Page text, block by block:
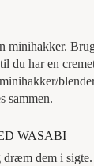
minihakker.
du har en
sammen.
WASABI
dræm dem i